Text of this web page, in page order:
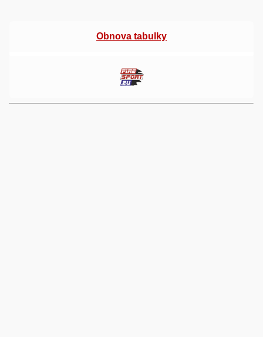
Obnova tabulky